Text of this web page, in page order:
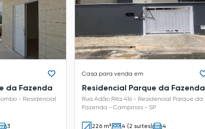
da Fazenda
- Residencial
3
Casa para venda em
Residencial Parque da Fazenda
Rua Adão Rita 416 - Residencial Parque da
Fazenda - Campinas - SP
226 m² 4 (2 suítes) 4